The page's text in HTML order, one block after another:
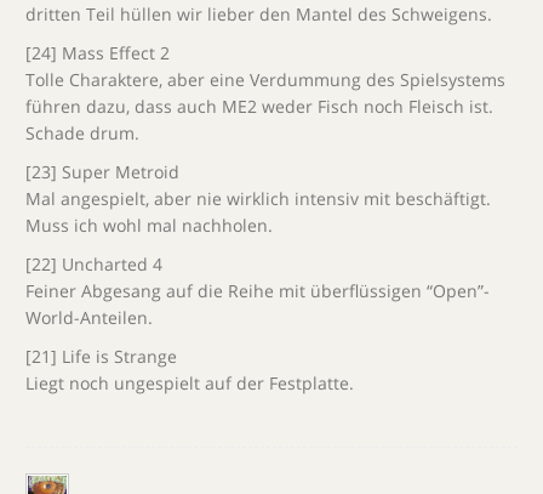
dritten Teil hüllen wir lieber den Mantel des Schweigens.
[24] Mass Effect 2
Tolle Charaktere, aber eine Verdummung des Spielsystems
führen dazu, dass auch ME2 weder Fisch noch Fleisch ist.
Schade drum.
[23] Super Metroid
Mal angespielt, aber nie wirklich intensiv mit beschäftigt.
Muss ich wohl mal nachholen.
[22] Uncharted 4
Feiner Abgesang auf die Reihe mit überflüssigen “Open”-
World-Anteilen.
[21] Life is Strange
Liegt noch ungespielt auf der Festplatte.